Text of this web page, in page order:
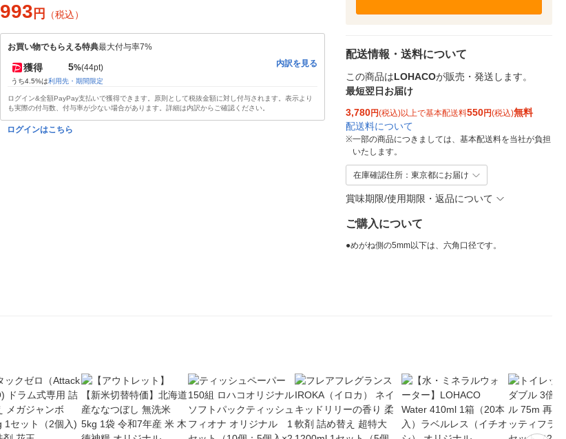
993 円 （税込）
お買い物でもらえる特典最大付与率7%
獲得 5%(44pt)
うち4.5%は利用先・期間限定
内訳を見る
ログイン&全額PayPay支払いで獲得できます。原則として税抜金額に対し付与されます。表示より
も実際の付与数、付与率が少ない場合があります。詳細は内訳からご確認ください。
ログインはこちら
配送情報・送料について
この商品はLOHACOが販売・発送します。
最短翌日お届け
3,780円(税込)以上で基本配送料550円(税込)無料
配送料について
※一部の商品につきましては、基本配送料を当社が負担
いたします。
在庫確認住所：東京都にお届け
賞味期限/使用期限・返品について
ご購入について
●めがね側の5mm以下は、六角口径です。